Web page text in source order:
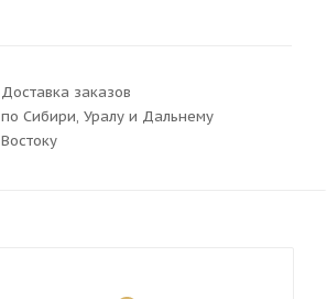
Доставка заказов
по Сибири, Уралу и Дальнему
Востоку